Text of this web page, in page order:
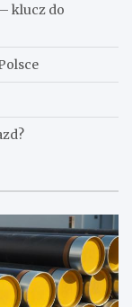
klucz do